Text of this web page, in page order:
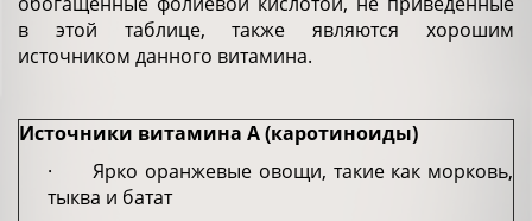
в этой таблице, также являются хорошим
источником данного витамина.
Источники витамина A (каротиноиды)
· Ярко оранжевые овощи, такие как морковь,
тыква и батат